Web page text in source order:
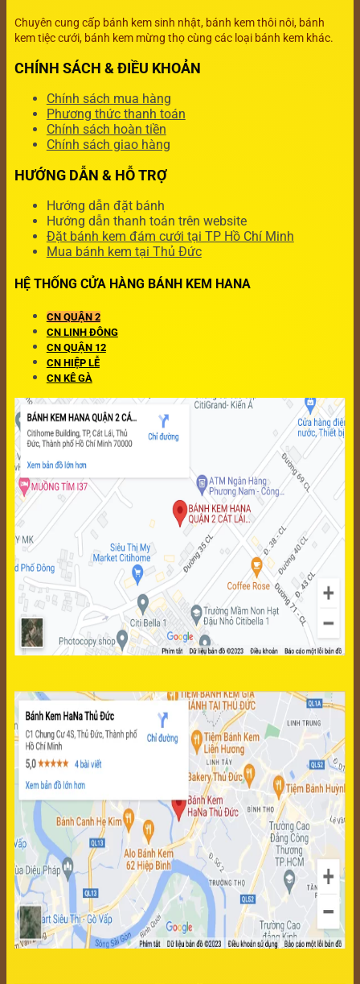
Chuyên cung cấp bánh kem sinh nhật, bánh kem thôi nôi, bánh
kem tiệc cưới, bánh kem mừng thọ cùng các loại bánh kem khác.
CHÍNH SÁCH & ĐIỀU KHOẢN
Chính sách mua hàng
Phương thức thanh toán
Chính sách hoàn tiền
Chính sách giao hàng
HƯỚNG DẪN & HỖ TRỢ
Hướng dẫn đặt bánh
Hướng dẫn thanh toán trên website
Đặt bánh kem đám cưới tại TP Hồ Chí Minh
Mua bánh kem tại Thủ Đức
HỆ THỐNG CỬA HÀNG BÁNH KEM HANA
CN QUẬN 2
CN LINH ĐÔNG
CN QUẬN 12
CN HIỆP LỄ
CN KÊ GÀ